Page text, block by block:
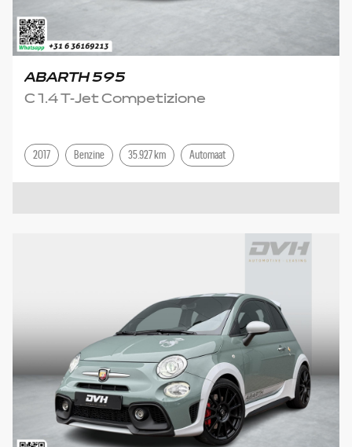
ABARTH 595
C 1.4 T-Jet Competizione
2017 Benzine 35.927 km Automaat